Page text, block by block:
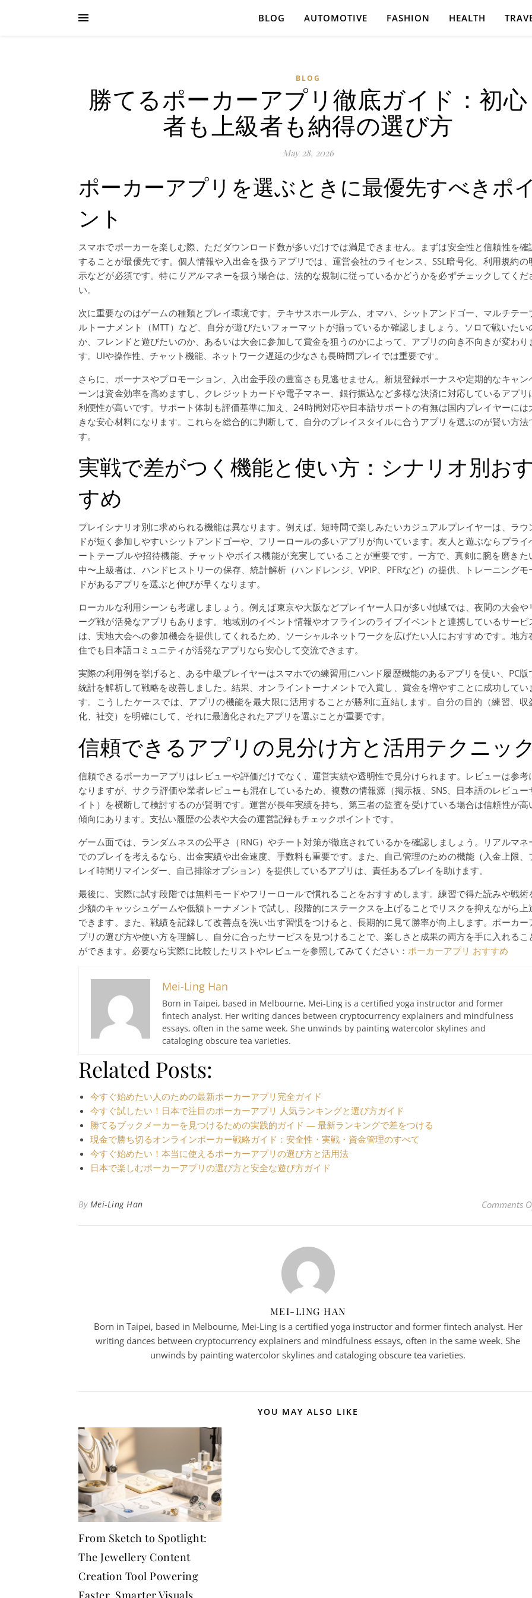
BLOG AUTOMOTIVE FASHION HEALTH
BLOG
勝てるポーカーアプリ徹底ガイド：初心
者も上級者も納得の選び方
May 28, 2026
ポーカーアプリを選ぶときに最優先すべきポイ
ント
スマホでポーカーを楽しむ際、ただダウンロード数が多いだけでは満足できません。まずは安全性と信頼性を確
することが最優先です。個人情報や入出金を扱うアプリでは、運営会社のライセンス、SSL暗号化、利用規約の
示などが必須です。特に リアルマネーを扱う場合は、法的な規制に従っているかどうかを必ずチェックしてくだ
い。
次に重要なのはゲームの種類とプレイ環境です。テキサスホールデム、オマハ、シットアンドゴー、マルチテー
ルトーナメント（MTT）など、自分が遊びたいフォーマットが揃っているか確認しましょう。ソロで戦いたい
か、フレンドと遊びたいのか、あるいは大会に参加して賞金を狙うのかによって、アプリの向き不向きが変わり
す。UIや操作性、チャット機能、ネットワーク遅延の少なさも長時間プレイでは重要です。
さらに、ボーナスやプロモーション、入出金手段の豊富さも見逃せません。新規登録ボーナスや定期的なキャン
ーンは資金効率を高めますし、クレジットカードや電子マネー、銀行振込など多様な決済に対応しているアプリ
利便性が高いです。サポート体制も評価基準に加え、24時間対応や日本語サポートの有無は国内プレイヤーには
きな安心材料になります。これらを総合的に判断して、自分のプレイスタイルに合うアプリを選ぶのが賢い方法
す。
実戦で差がつく機能と使い方：シナリオ別おす
すめ
プレイシナリオ別に求められる機能は異なります。例えば、短時間で楽しみたいカジュアルプレイヤーは、ラウ
ドが短く参加しやすいシットアンドゴーや、フリーロールの多いアプリが向いています。友人と遊ぶならプライ
ートテーブルや招待機能、チャットやボイス機能が充実していることが重要です。一方で、真剣に腕を磨きた
中〜上級者は、ハンドヒストリーの保存、統計解析（ハンドレンジ、VPIP、PFRなど）の提供、トレーニングモ
ドがあるアプリを選ぶと伸びが早くなります。
ローカルな利用シーンも考慮しましょう。例えば東京や大阪などプレイヤー人口が多い地域では、夜間の大会や
ーグ戦が活発なアプリもあります。地域別のイベント情報やオフラインのライブイベントと連携しているサービ
は、実地大会への参加機会を提供してくれるため、ソーシャルネットワークを広げたい人におすすめです。地方
住でも日本語コミュニティが活発なアプリなら安心して交流できます。
実際の利用例を挙げると、ある中級プレイヤーはスマホでの練習用にハンド履歴機能のあるアプリを使い、PC版
統計を解析して戦略を改善しました。結果、オンライントーナメントで入賞し、賞金を増やすことに成功してい
す。こうしたケースでは、アプリの機能を最大限に活用することが勝利に直結します。自分の目的（練習、収
化、社交）を明確にして、それに最適化されたアプリを選ぶことが重要です。
信頼できるアプリの見分け方と活用テクニック
信頼できるポーカーアプリはレビューや評価だけでなく、運営実績や透明性で見分けられます。レビューは参考
なりますが、サクラ評価や業者レビューも混在しているため、複数の情報源（掲示板、SNS、日本語のレビュー
イト）を横断して検討するのが賢明です。運営が長年実績を持ち、第三者の監査を受けている場合は信頼性が高
傾向にあります。支払い履歴の公表や大会の運営記録もチェックポイントです。
ゲーム面では、ランダムネスの公平さ（RNG）やチート対策が徹底されているかを確認しましょう。リアルマネ
でのプレイを考えるなら、出金実績や出金速度、手数料も重要です。また、自己管理のための機能（入金上限、
レイ時間リマインダー、自己排除オプション）を提供しているアプリは、責任あるプレイを助けます。
最後に、実際に試す段階では無料モードやフリーロールで慣れることをおすすめします。練習で得た読みや戦術
少額のキャッシュゲームや低額トーナメントで試し、段階的にステークスを上げることでリスクを抑えながら上
できます。また、戦績を記録して改善点を洗い出す習慣をつけると、長期的に見て勝率が向上します。ポーカー
プリの選び方や使い方を理解し、自分に合ったサービスを見つけることで、楽しさと成果の両方を手に入れるこ
ができます。必要なら実際に比較したリストやレビューを参照してみてください： ポーカーアプリ おすすめ
Mei-Ling Han
Born in Taipei, based in Melbourne, Mei-Ling is a certified yoga instructor and former
fintech analyst. Her writing dances between cryptocurrency explainers and mindfulness
essays, often in the same week. She unwinds by painting watercolor skylines and
cataloging obscure tea varieties.
Related Posts:
今すぐ始めたい人のための最新ポーカーアプリ完全ガイド
今すぐ試したい！日本で注目のポーカーアプリ 人気ランキングと選び方ガイド
勝てるブックメーカーを見つけるための実践的ガイド — 最新ランキングで差をつける
現金で勝ち切るオンラインポーカー戦略ガイド：安全性・実戦・資金管理のすべて
今すぐ始めたい！本当に使えるポーカーアプリの選び方と活用法
日本で楽しむポーカーアプリの選び方と安全な遊び方ガイド
By Mei-Ling Han Comments
MEI-LING HAN
Born in Taipei, based in Melbourne, Mei-Ling is a certified yoga instructor and former fintech analyst. Her
writing dances between cryptocurrency explainers and mindfulness essays, often in the same week. She
unwinds by painting watercolor skylines and cataloging obscure tea varieties.
YOU MAY ALSO LIKE
From Sketch to Spotlight:
The Jewellery Content
Creation Tool Powering